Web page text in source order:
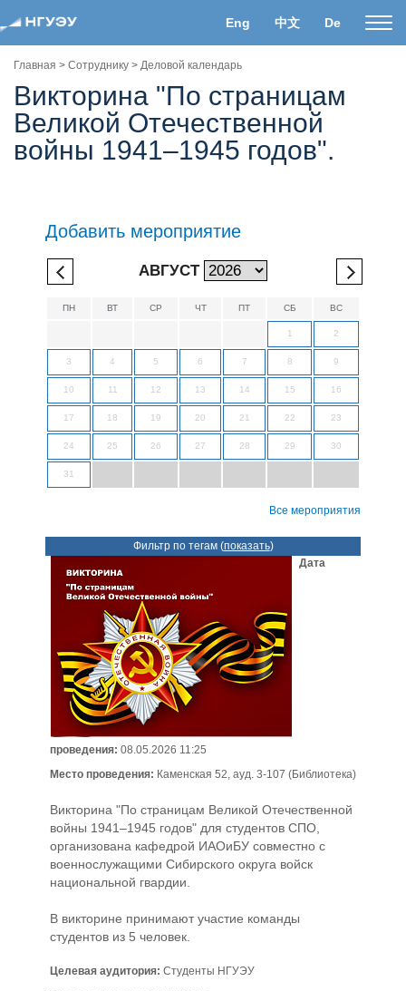
Eng 中文 De
Главная > Сотруднику > Деловой календарь
Викторина "По страницам
Великой Отечественной
войны 1941–1945 годов".
Добавить мероприятие
АВГУСТ
ПН ВТ СР ЧТ ПТ СБ ВС
1 2
3 4 5 6 7 8 9
10 11 12 13 14 15 16
17 18 19 20 21 22 23
24 25 26 27 28 29 30
31
Все мероприятия
Фильтр по тегам (показать)
Дата
проведения: 08.05.2026 11:25
Место проведения: Каменская 52, ауд. 3-107 (Библиотека)
Викторина "По страницам Великой Отечественной
войны 1941–1945 годов" для студентов СПО,
организована кафедрой ИАОиБУ совместно с
военнослужащими Сибирского округа войск
национальной гвардии.
В викторине принимают участие команды
студентов из 5 человек.
Целевая аудитория: Студенты НГУЭУ